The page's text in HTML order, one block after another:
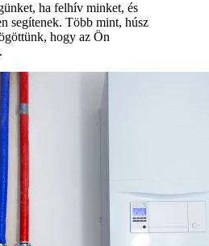
ha felhív minket, és
segítenek. Több mint, húsz
hogy az Ön